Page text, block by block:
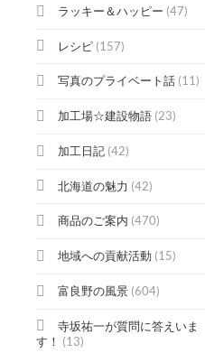
ラッキー＆ハッピー (47)
レシピ (157)
写真のプライベート話 (11)
加工場☆建設物語 (23)
加工日記 (42)
北海道の魅力 (42)
商品のご案内 (470)
地域への貢献活動 (15)
富良野の風景 (604)
寺坂祐一が質問に答えいま
す！ (13)